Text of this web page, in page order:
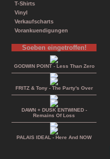
T-Shirts
Vinyl
Verkaufscharts
Vorankuendigungen
Soeben eingetroffen!
GODWIN POINT - Less Than Zero
FRITZ & Tony - The Party's Over
DAWN + DUSK ENTWINED -
Remains Of Loss
PALAIS IDEAL - Here And NOW